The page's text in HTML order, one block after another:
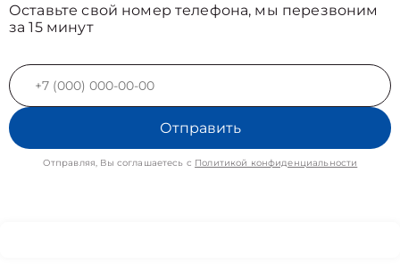
Оставьте свой номер телефона, мы перезвоним
за 15 минут
Отправить
Отправляя, Вы соглашаетесь с Политикой конфиденциальности